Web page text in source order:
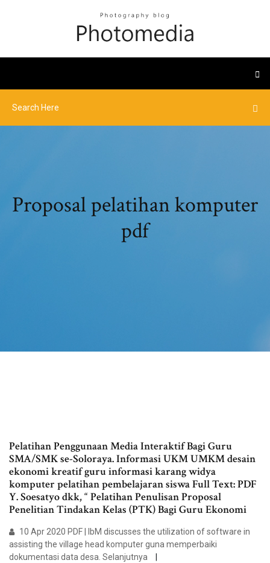
Proposal pelatihan komputer
pdf
Pelatihan Penggunaan Media Interaktif Bagi Guru
SMA/SMK se-Soloraya. Informasi UKM UMKM desain
ekonomi kreatif guru informasi karang widya
komputer pelatihan pembelajaran siswa Full Text: PDF
Y. Soesatyo dkk, “ Pelatihan Penulisan Proposal
Penelitian Tindakan Kelas (PTK) Bagi Guru Ekonomi
10 Apr 2020 PDF | IbM discusses the utilization of software in
assisting the village head komputer guna memperbaiki
dokumentasi data desa. Selanjutnya